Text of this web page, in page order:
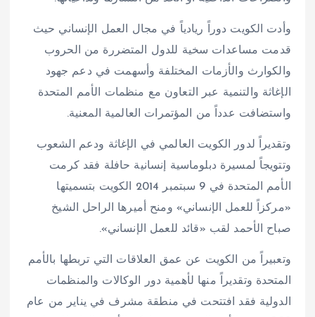
وأدت الكويت دوراً ريادياً في مجال العمل الإنساني حيث
قدمت مساعدات سخية للدول المتضررة من الحروب
والكوارث والأزمات المختلفة وأسهمت في دعم جهود
الإغاثة والتنمية عبر التعاون مع منظمات الأمم المتحدة
واستضافت عدداً من المؤتمرات العالمية المعنية.
وتقديراً لدور الكويت العالمي في الإغاثة ودعم الشعوب
وتتويجاً لمسيرة دبلوماسية إنسانية حافلة فقد كرمت
الأمم المتحدة في 9 سبتمبر 2014 الكويت بتسميتها
«مركزاً للعمل الإنساني» ومنح أميرها الراحل الشيخ
صباح الأحمد لقب «قائد للعمل الإنساني».
وتعبيراً من الكويت عن عمق العلاقات التي تربطها بالأمم
المتحدة وتقديراً منها لأهمية دور الوكالات والمنظمات
الدولية فقد افتتحت في منطقة مشرف في يناير من عام